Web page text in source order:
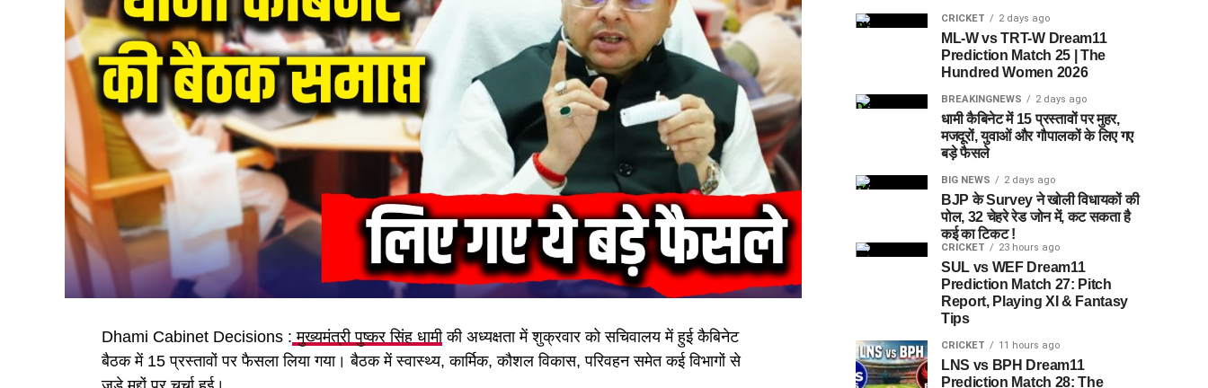
Dhami Cabinet Decisions : मुख्यमंत्री पुष्कर सिंह धामीकी अध्यक्षता में शुक्रवार को सचिवालय में हुई कैबिनेट
बैठक में 15 प्रस्तावों पर फैसला लिया गया। बैठक में स्वास्थ्य, कार्मिक, कौशल विकास, परिवहन समेत कई विभागों से
CRICKET 2 days ago
ML-W vs TRT-W Dream11
Prediction Match 25 | The
Hundred Women 2026
BREAKINGNEWS 2 days ago
धामी कैबिनेट में 15 प्रस्तावों पर मुहर,
मजदूरों, युवाओं और गौपालकों के लिए गए
बड़े फैसले
BIG NEWS 2 days ago
BJP के Survey ने खोली विधायकों की
पोल, 32 चेहरे रेड जोन में, कट सकता है
कई का टिकट !
CRICKET 23 hours ago
SUL vs WEF Dream11
Prediction Match 27: Pitch
Report, Playing XI & Fantasy
Tips
CRICKET 11 hours ago
LNS vs BPH Dream11
Prediction Match 28: The